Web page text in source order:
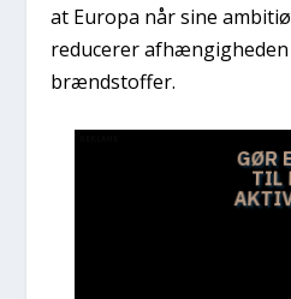
at Europa når sine
reducerer
brændstoffer.